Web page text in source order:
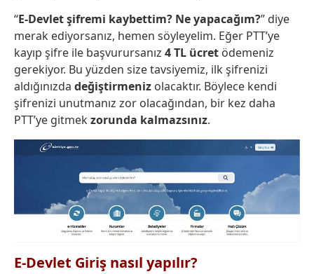
“E-Devlet şifremi kaybettim? Ne yapacağım?” diye
merak ediyorsanız, hemen söyleyelim. Eğer PTT’ye
kayıp şifre ile başvurursanız 4 TL ücret ödemeniz
gerekiyor. Bu yüzden size tavsiyemiz, ilk şifrenizi
aldığınızda değiştirmeniz olacaktır. Böylece kendi
şifrenizi unutmanız zor olacağından, bir kez daha
PTT’ye gitmekzorunda kalmazsınız.
E-Devlet Giriş nasıl yapılır?